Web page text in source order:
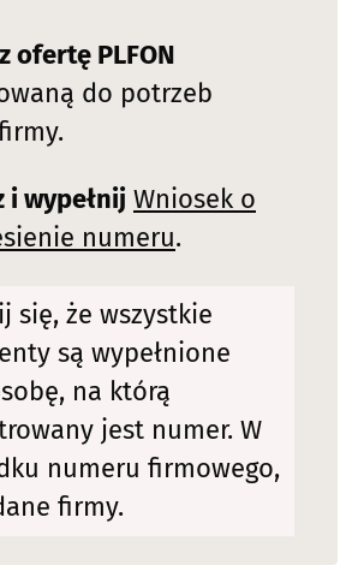
ofertę PLFON
do potrzeb
i wypełnij Wniosek o
numeru.
się, że wszystkie
są wypełnione
na którą
jest numer. W
numeru firmowego,
firmy.